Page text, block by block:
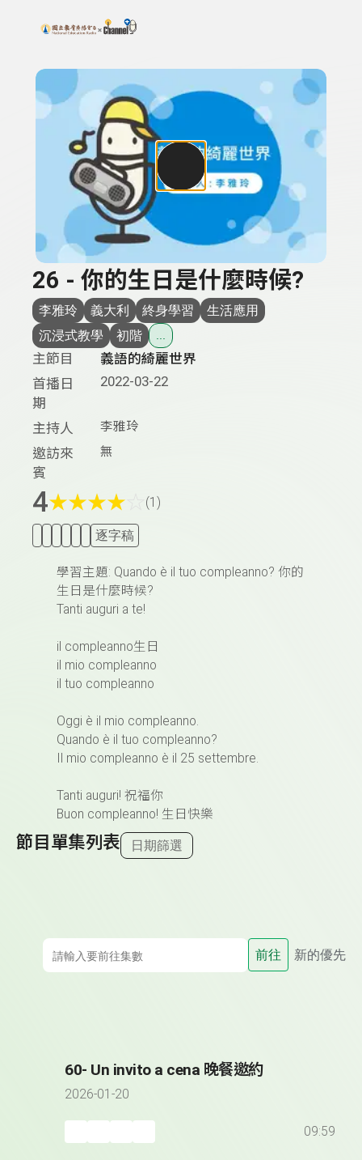
上方功能區塊
搜尋關鍵字：可輸入節目名稱、主持人或關鍵字
26 - 你的生日是什麼時候?
李雅玲 義大利 終身學習
生活應用
沉浸式教學
初階 ...
主節目
義語的綺麗世界
首播日
期
2022-03-22
主持人 李雅玲
邀訪來
賓
無
4★★★★ (1)
逐字稿
學習主題: Quando è il tuo compleanno? 你的
生日是什麼時候?
Tanti auguri a te!
il compleanno生日
il mio compleanno
il tuo compleanno
Oggi è il mio compleanno.
Quando è il tuo compleanno?
Il mio compleanno è il 25 settembre.
Tanti auguri! 祝福你
Buon compleanno! 生日快樂
節目單集列表 日期篩選
前往 新的優先
60- Un invito a cena 晚餐邀約
2026-01-20
09:59